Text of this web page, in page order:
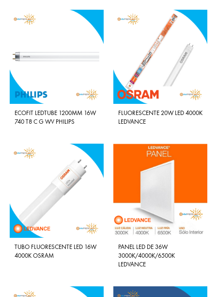
ECOFIT LEDTUBE 1200MM 16W
740 T8 C G WV PHILIPS
FLUORESCENTE 20W LED 4000K
LEDVANCE
TUBO FLUORESCENTE LED 16W
4000K OSRAM
PANEL LED DE 36W
3000K/4000K/6500K
LEDVANCE